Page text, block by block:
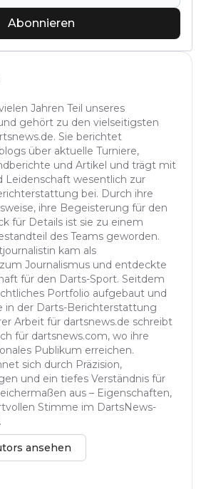
Abonnieren
Jahren Teil unseres
gehört zu den vielseitigsten
Sie berichtet
über aktuelle Turniere,
und Artikel und trägt mit
Leidenschaft wesentlich zur
bei. Durch ihre
ihre Begeisterung für den
für Details ist sie zu einem
des Teams geworden.
kam als
Journalismus und entdeckte
für den Darts-Sport. Seitdem
Portfolio aufgebaut und
in der Darts-Berichterstattung
Arbeit für dartsnews.de schreibt
für dartsnews.com, wo ihre
Publikum erreichen.
sich durch Präzision,
und ein tiefes Verständnis für
aus – Eigenschaften,
Stimme im DartsNews-
ansehen